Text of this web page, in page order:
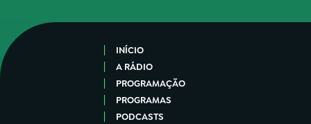
INÍCIO
A RÁDIO
PROGRAMAÇÃO
PROGRAMAS
PODCASTS